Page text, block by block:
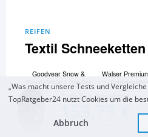
Zum Top Angebot
KOSTENLOSE LIEFERUNG
REIFEN
Textil Schneeketten
Goodyear Snow &
Road Größe L 2er Set
Textil Schneeketten
Walser
Norm
Textile Schneeketten
„Was macht unsere Tests und
TopRatgeber24 nutzt Cookies um die
Abbruch